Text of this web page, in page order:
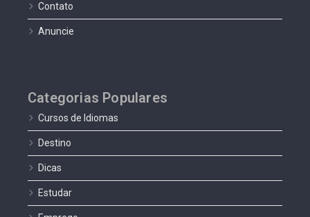
Contato
Anuncie
Categorias Populares
Cursos de Idiomas
Destino
Dicas
Estudar